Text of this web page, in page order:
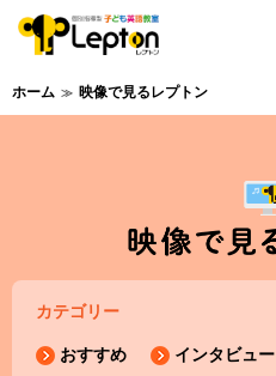
ホーム 映像で見るレプトン
カテゴリー
おすすめ インタビュー